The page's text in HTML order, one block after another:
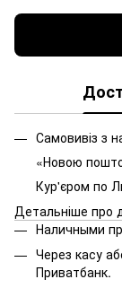
Самовивіз з
«Новою
Кур'єром по
Детальніше про
Наличными
Через касу
Приватбанк.